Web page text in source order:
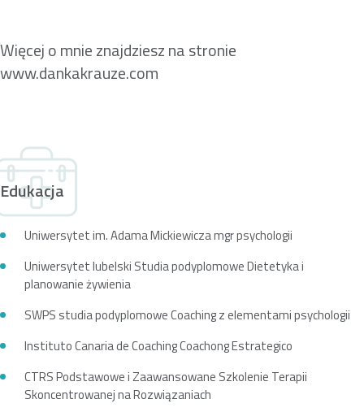
Więcej o mnie znajdziesz na stronie
www.dankakrauze.com
Edukacja
Uniwersytet im. Adama Mickiewicza mgr psychologii
Uniwersytet lubelski Studia podyplomowe Dietetyka i
planowanie żywienia
SWPS studia podyplomowe Coaching z elementami psychologii
Instituto Canaria de Coaching Coachong Estrategico
CTRS Podstawowe i Zaawansowane Szkolenie Terapii
Skoncentrowanej na Rozwiązaniach